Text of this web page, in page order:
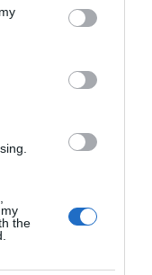
the
a contenidos